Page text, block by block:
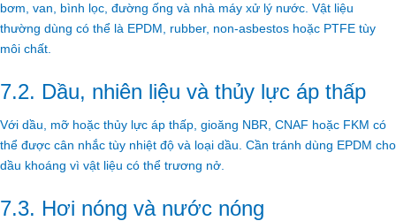
bơm, van, bình lọc, đường ống và nhà máy xử lý nước. Vật liệu
thường dùng có thể là EPDM, rubber, non-asbestos hoặc PTFE tùy
môi chất.
7.2. Dầu, nhiên liệu và thủy lực áp thấp
Với dầu, mỡ hoặc thủy lực áp thấp, gioăng NBR, CNAF hoặc FKM có
thể được cân nhắc tùy nhiệt độ và loại dầu. Cần tránh dùng EPDM cho
dầu khoáng vì vật liệu có thể trương nở.
7.3. Hơi nóng và nước nóng